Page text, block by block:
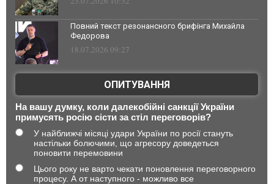
Повний текст резонансного брифінга Михайла
Федорова
18.07.2026 09:27
ОПИТУВАННЯ
На вашу думку, коли далекобійні санкції України
примусять росію сісти за стіл переговорів?
У найближчі місяці удари України по росії стануть
настільки болючими, що агресору доведеться
поновити перемовини
Цього року не варто чекати поновлення переговорного
процесу. А от наступного - можливо все